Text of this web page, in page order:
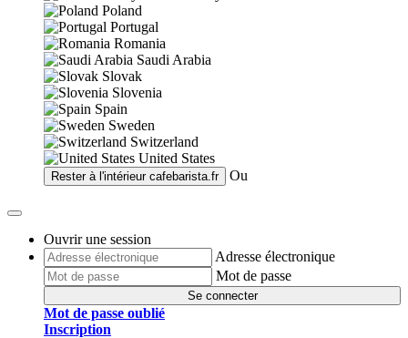
Poland
Portugal
Romania
Saudi Arabia
Slovak
Slovenia
Spain
Sweden
Switzerland
United States
Rester à l'intérieur cafebarista.fr Ou
Ouvrir une session
Adresse électronique
Mot de passe
Se connecter
Mot de passe oublié
Inscription